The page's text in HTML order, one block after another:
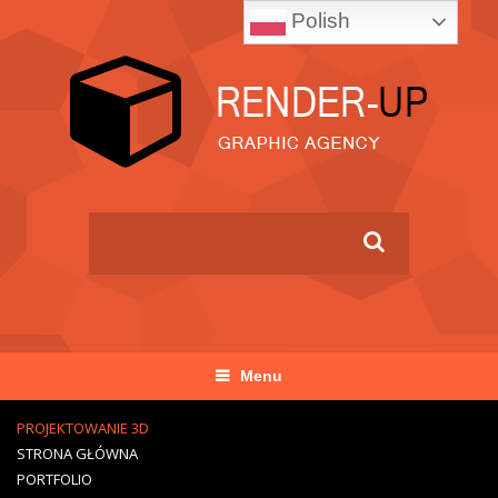
Menu
PROJEKTOWANIE 3D
STRONA GŁÓWNA
PORTFOLIO
Polish